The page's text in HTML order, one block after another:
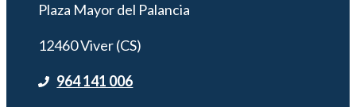
Plaza Mayor del Palancia
12460 Viver (CS)
964 141 006